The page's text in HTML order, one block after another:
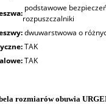
podstawowe
rozpuszczalniki
dwuwarstwowa o
TAK
TAK
rozmiarów obuwia